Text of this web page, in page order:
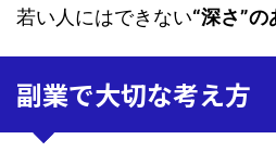
若い人にはできない“深さ”
副業で大切な考え方